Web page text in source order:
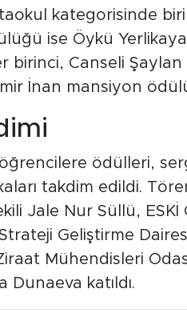
kategorisinde
ise Öykü
birinci, Canseli
İnan mansiyon
ödülleri,
takdim edildi.
Jale Nur Süllü, ESKİ
Geliştirme
Mühendisleri
Dunaeva katıldı.